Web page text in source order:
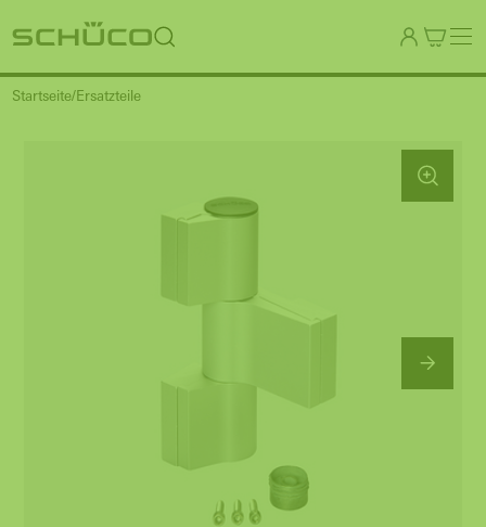
Startseite Ersatzteile